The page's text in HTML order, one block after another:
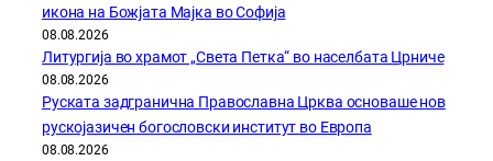
икона на Божјата Мајка во Софија
08.08.2026
Литургија во храмот „Света Петка“ во населбата Црниче
08.08.2026
Руската задгранична Православна Црква основаше нов
рускојазичен богословски институт во Европа
08.08.2026